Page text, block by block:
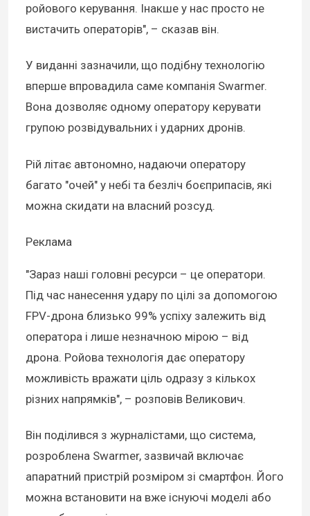
ройового керування. Інакше у нас просто не
вистачить операторів", – сказав він.
У виданні зазначили, що подібну технологію
вперше впровадила саме компанія Swarmer.
Вона дозволяє одному оператору керувати
групою розвідувальних і ударних дронів.
Рій літає автономно, надаючи оператору
багато "очей" у небі та безліч боєприпасів, які
можна скидати на власний розсуд.
Реклама
"Зараз наші головні ресурси – це оператори.
Під час нанесення удару по цілі за допомогою
FPV-дрона близько 99% успіху залежить від
оператора і лише незначною мірою – від
дрона. Ройова технологія дає оператору
можливість вражати ціль одразу з кількох
різних напрямків", – розповів Великович.
Він поділився з журналістами, що система,
розроблена Swarmer, зазвичай включає
апаратний пристрій розміром зі смартфон. Його
можна встановити на вже існуючі моделі або